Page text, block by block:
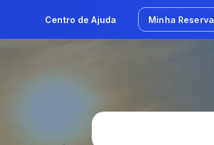
Centro de Ajuda Minha Reserva